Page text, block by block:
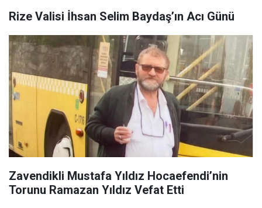
Rize Valisi İhsan Selim Baydaş’ın Acı Günü
Zavendikli Mustafa Yıldız Hocaefendi’nin
Torunu Ramazan Yıldız Vefat Etti